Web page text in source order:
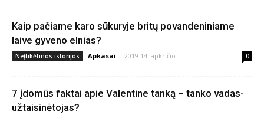
Kaip pačiame karo sūkuryje britų povandeniniame
laive gyveno elnias?
Neįtikėtinos istorijos Apkasai - 2019 14 lapkričio 0
7 įdomūs faktai apie Valentine tanką – tanko vadas-
užtaisinėtojas?